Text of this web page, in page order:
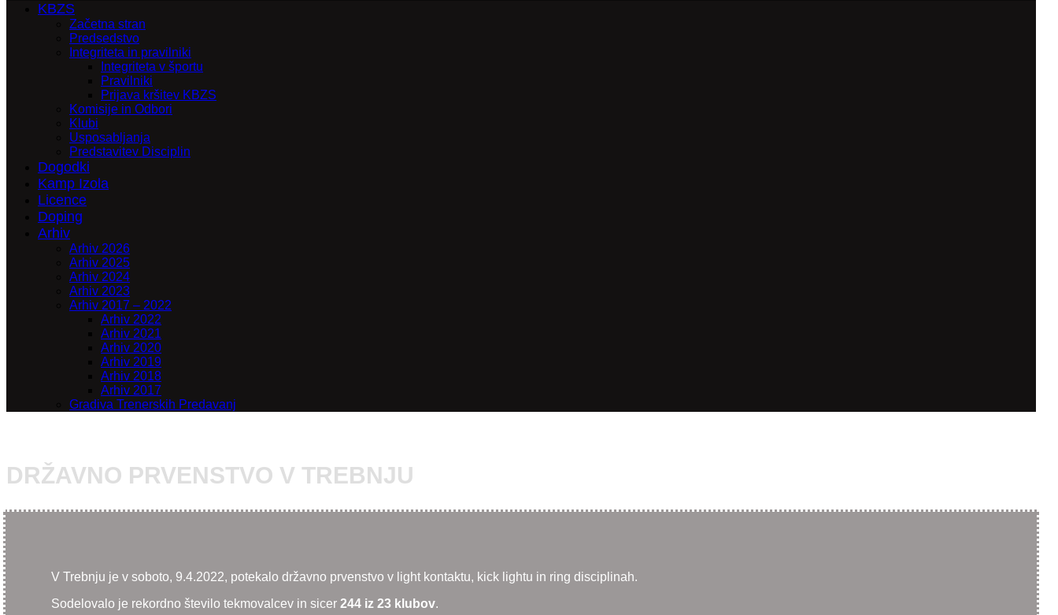
KBZS
Začetna stran
Predsedstvo
Integriteta in pravilniki
Integriteta v športu
Pravilniki
Prijava kršitev KBZS
Komisije in Odbori
Klubi
Usposabljanja
Predstavitev Disciplin
Dogodki
Kamp Izola
Licence
Doping
Arhiv
Arhiv 2026
Arhiv 2025
Arhiv 2024
Arhiv 2023
Arhiv 2017 – 2022
Arhiv 2022
Arhiv 2021
Arhiv 2020
Arhiv 2019
Arhiv 2018
Arhiv 2017
Gradiva Trenerskih Predavanj
DRŽAVNO PRVENSTVO V TREBNJU
V Trebnju je v soboto, 9.4.2022, potekalo državno prvenstvo v light kontaktu, kick lightu in ring disciplinah.
Sodelovalo je rekordno število tekmovalcev in sicer 244 iz 23 klubov.